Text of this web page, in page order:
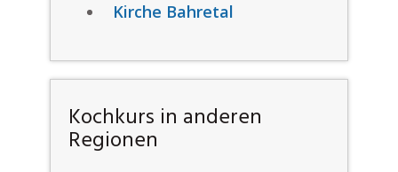
Kirche Bahretal
Kochkurs in anderen
Regionen